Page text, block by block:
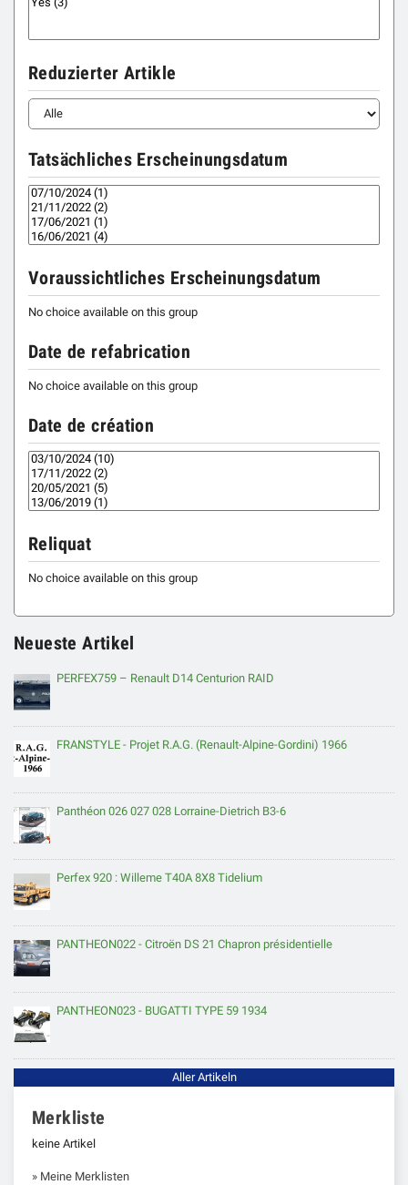
Reduzierter Artikle
Tatsächliches Erscheinungsdatum
Voraussichtliches Erscheinungsdatum
No choice available on this group
Date de refabrication
No choice available on this group
Date de création
Reliquat
No choice available on this group
Neueste Artikel
PERFEX759 – Renault D14 Centurion RAID
FRANSTYLE - Projet R.A.G. (Renault-Alpine-Gordini) 1966
Panthéon 026 027 028 Lorraine-Dietrich B3-6
Perfex 920 : Willeme T40A 8X8 Tidelium
PANTHEON022 - Citroën DS 21 Chapron présidentielle
PANTHEON023 - BUGATTI TYPE 59 1934
Aller Artikeln
Merkliste
keine Artikel
» Meine Merklisten